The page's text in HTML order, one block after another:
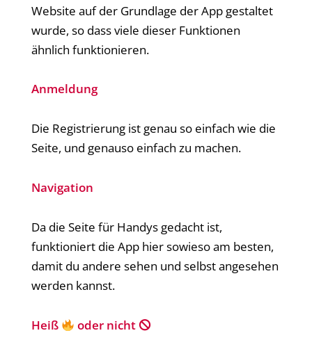
Website auf der Grundlage der App gestaltet
wurde, so dass viele dieser Funktionen
ähnlich funktionieren.
Anmeldung
Die Registrierung ist genau so einfach wie die
Seite, und genauso einfach zu machen.
Navigation
Da die Seite für Handys gedacht ist,
funktioniert die App hier sowieso am besten,
damit du andere sehen und selbst angesehen
werden kannst.
Heiß oder nicht 🛇